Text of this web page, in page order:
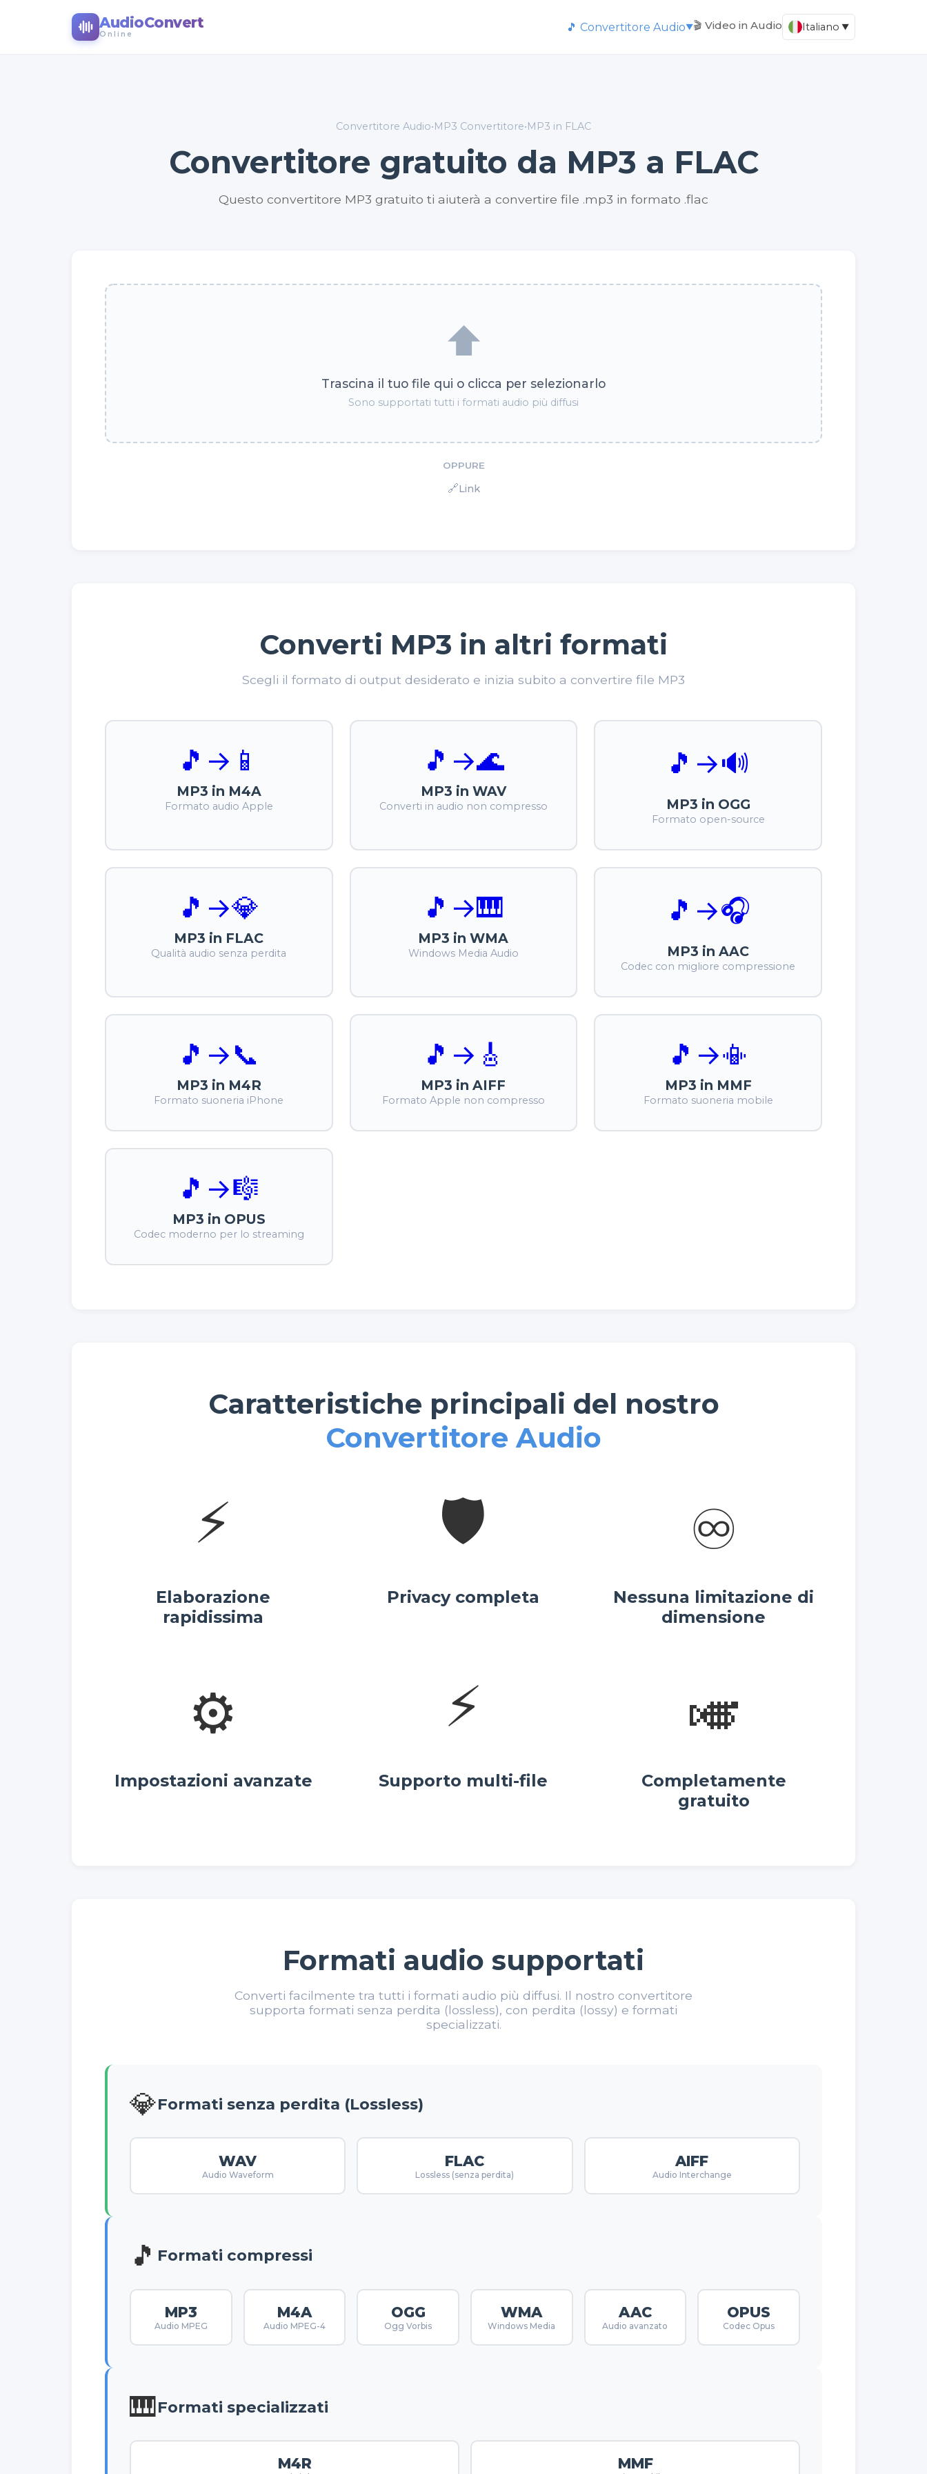
AudioConvert
Online
🎵 Convertitore Audio▼🎬 Video in Audio Italiano ▼
Convertitore Audio• MP3 Convertitore• MP3 in FLAC
Convertitore gratuito da MP3 a FLAC
Questo convertitore MP3 gratuito ti aiuterà a convertire file .mp3 in formato .flac
⬆️
Trascina il tuo file qui o clicca per selezionarlo
Sono supportati tutti i formati audio più diffusi
OPPURE
🔗Link
Converti MP3 in altri formati
Scegli il formato di output desiderato e inizia subito a convertire file MP3
🎵 → 📱
MP3 in M4A
Formato audio Apple
🎵 →🌊
MP3 in WAV
Converti in audio non compresso
🎵 →🔊
MP3 in OGG
Formato open-source
🎵 →💎
MP3 in FLAC
Qualità audio senza perdita
🎵 →🎹
MP3 in WMA
Windows Media Audio
🎵 →🎧
MP3 in AAC
Codec con migliore compressione
🎵 →📞
MP3 in M4R
Formato suoneria iPhone
🎵 → 🎸
MP3 in AIFF
Formato Apple non compresso
🎵 →📳
MP3 in MMF
Formato suoneria mobile
🎵 →🎼
MP3 in OPUS
Codec moderno per lo streaming
Caratteristiche principali del nostro
Convertitore Audio
⚡
Elaborazione
rapidissima
🛡️
Privacy completa
♾️
Nessuna limitazione di
dimensione
⚙️
Impostazioni avanzate
⚡
Supporto multi-file
🎺
Completamente
gratuito
Formati audio supportati
Converti facilmente tra tutti i formati audio più diffusi. Il nostro convertitore
supporta formati senza perdita (lossless), con perdita (lossy) e formati
specializzati.
💎Formati senza perdita (Lossless)
WAV
Audio Waveform
FLAC
Lossless (senza perdita)
AIFF
Audio Interchange
🎵 Formati compressi
MP3
Audio MPEG
M4A
Audio MPEG-4
OGG
Ogg Vorbis
WMA
Windows Media
AAC
Audio avanzato
OPUS
Codec Opus
🎹Formati specializzati
M4R MMF